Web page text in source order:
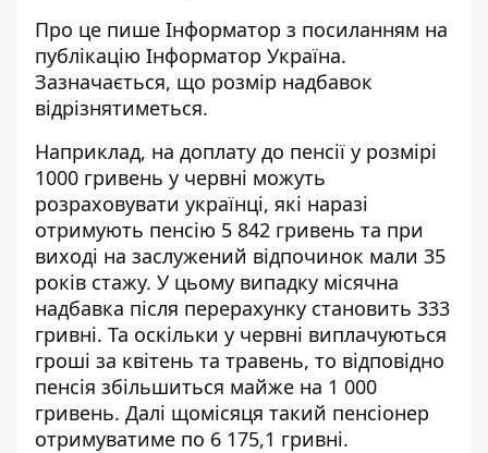
Про це пише Інформатор з посиланням на
публікацію Інформатор Україна.
Зазначається, що розмір надбавок
відрізнятиметься.
Наприклад, на доплату до пенсії у розмірі
1000 гривень у червні можуть
розраховувати українці, які наразі
отримують пенсію 5 842 гривень та при
виході на заслужений відпочинок мали 35
років стажу. У цьому випадку місячна
надбавка після перерахунку становить 333
гривні. Та оскільки у червні виплачуються
гроші за квітень та травень, то відповідно
пенсія збільшиться майже на 1 000
гривень. Далі щомісяця такий пенсіонер
отримуватиме по 6 175,1 гривні.